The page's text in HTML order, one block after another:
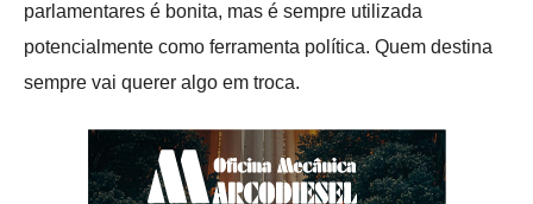
parlamentares é bonita, mas é sempre utilizada
potencialmente como ferramenta política. Quem destina
sempre vai querer algo em troca.